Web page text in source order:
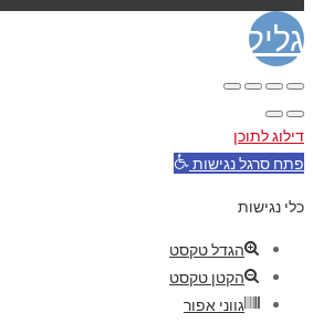
גלילה
לראש
העמוד
דילוג לתוכן
פתח סרגל נגישות
כלי נגישות
הגדל טקסט
הקטן טקסט
גווני אפור